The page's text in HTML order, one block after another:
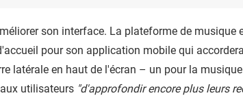
son interface. La plateforme de musique
pour son application mobile qui
latérale en haut de l'écran – un pour la
utilisateurs "d'approfondir encore plus leurs